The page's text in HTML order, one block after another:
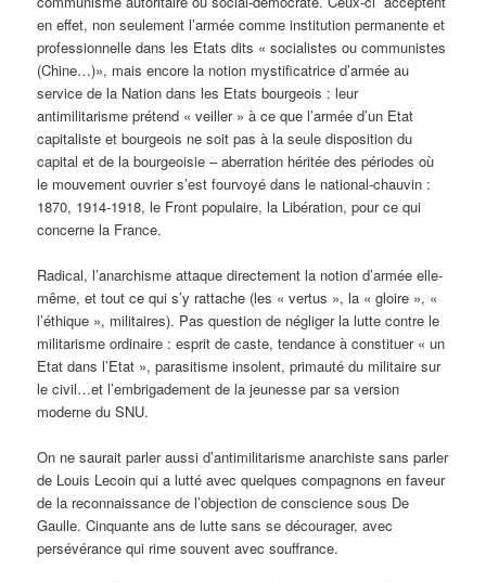
en effet, non seulement l’armée comme institution permanente et
professionnelle dans les Etats dits « socialistes ou communistes
(Chine…)», mais encore la notion mystificatrice d’armée au
service de la Nation dans les Etats bourgeois : leur
antimilitarisme prétend « veiller » à ce que l’armée d’un Etat
capitaliste et bourgeois ne soit pas à la seule disposition du
capital et de la bourgeoisie – aberration héritée des périodes où
le mouvement ouvrier s’est fourvoyé dans le national-chauvin :
1870, 1914-1918, le Front populaire, la Libération, pour ce qui
concerne la France.
Radical, l’anarchisme attaque directement la notion d’armée elle-
même, et tout ce qui s’y rattache (les « vertus », la « gloire », «
l’éthique », militaires). Pas question de négliger la lutte contre le
militarisme ordinaire : esprit de caste, tendance à constituer « un
Etat dans l’Etat », parasitisme insolent, primauté du militaire sur
le civil…et l’embrigadement de la jeunesse par sa version
moderne du SNU.
On ne saurait parler aussi d’antimilitarisme anarchiste sans parler
de Louis Lecoin qui a lutté avec quelques compagnons en faveur
de la reconnaissance de l’objection de conscience sous De
Gaulle. Cinquante ans de lutte sans se décourager, avec
persévérance qui rime souvent avec souffrance.